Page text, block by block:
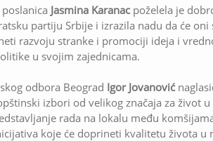
Jasmina Karanac poželela je
partiju Srbije i izrazila nadu da će oni
razvoju stranke i promociji ideja i
u svojim zajednicama.
odbora Beograd Igor Jovanović
izbori od velikog značaja za život
rada na lokalu među
koje će doprineti kvalitetu života u